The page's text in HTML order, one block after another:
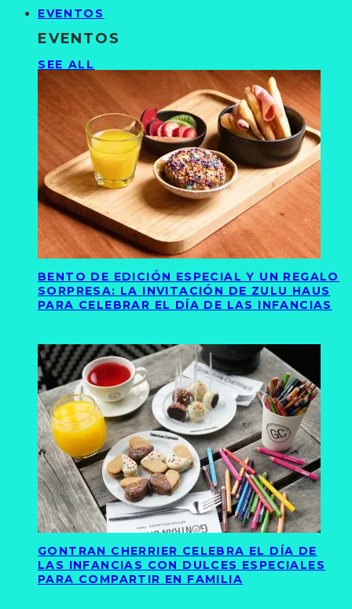
EVENTOS
EVENTOS
SEE ALL
BENTO DE EDICIÓN ESPECIAL Y UN REGALO
SORPRESA: LA INVITACIÓN DE ZULU HAUS
PARA CELEBRAR EL DÍA DE LAS INFANCIAS
GONTRAN CHERRIER CELEBRA EL DÍA DE
LAS INFANCIAS CON DULCES ESPECIALES
PARA COMPARTIR EN FAMILIA